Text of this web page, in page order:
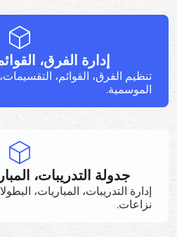
إدارة الفرق،
تنظيم الفرق، القوائم،
الموسمية.
جدولة التدريبات،
إدارة التدريبات، المباريات،
نزاعات.